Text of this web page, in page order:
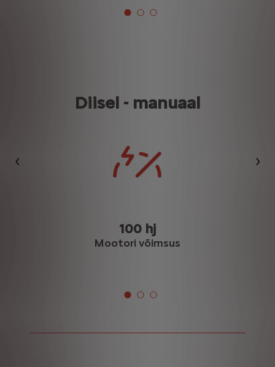
Diisel - manuaal
Eelmine
100 hj
Mootori võimsus